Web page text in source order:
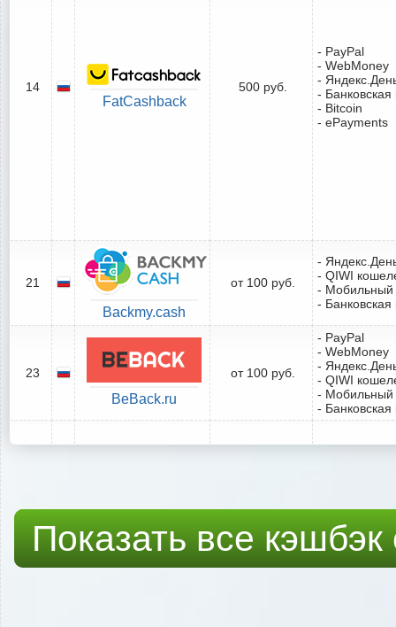
14
FatCashback
500 руб.
- PayPal
- WebMoney
-
-
- Bitcoin
- ePayments
21
Backmy.cash
от 100 руб.
-
- QIWI
- Мобильный
-
23
BeBack.ru
от 100 руб.
- PayPal
- WebMoney
-
- QIWI
- Мобильный
-
Показать все